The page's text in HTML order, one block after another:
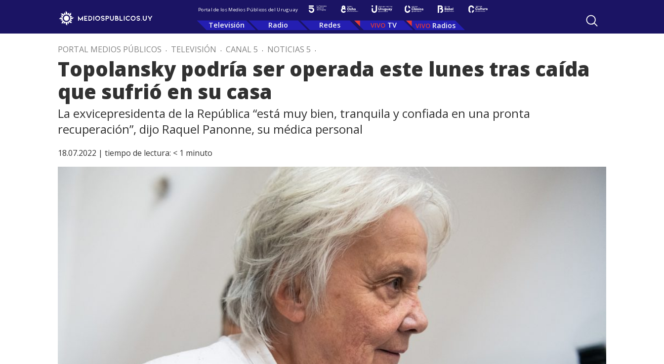
Portal de los Medios Públicos del Uruguay
Televisión Radio Redes TV Radios
PORTAL MEDIOS PÚBLICOS . TELEVISIÓN . CANAL 5 . NOTICIAS 5 .
Topolansky podría ser operada este lunes tras caída
que sufrió en su casa
La exvicepresidenta de la República “está muy bien, tranquila y confiada en una pronta
recuperación”, dijo Raquel Panonne, su médica personal
18.07.2022 | tiempo de lectura: < 1 minuto